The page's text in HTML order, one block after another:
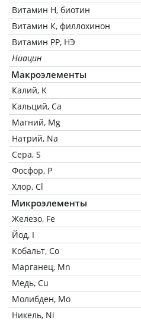
Витамин Н, биотин
Витамин К, филлохинон
Витамин РР, НЭ
Ниацин
Макроэлементы
Калий, K
Кальций, Ca
Магний, Mg
Натрий, Na
Сера, S
Фосфор, P
Хлор, Cl
Микроэлементы
Железо, Fe
Йод, I
Кобальт, Co
Марганец, Mn
Медь, Cu
Молибден, Mo
Никель, Ni